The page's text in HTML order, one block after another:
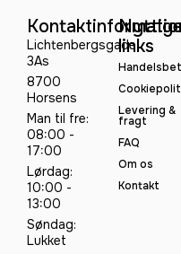
Lichtenbergsgade
3As
8700
Horsens
Man til fre:
08:00 -
17:00
Lørdag:
10:00 -
13:00
Søndag:
Lukket
links
Levering &
fragt
FAQ
Om os
Kontakt